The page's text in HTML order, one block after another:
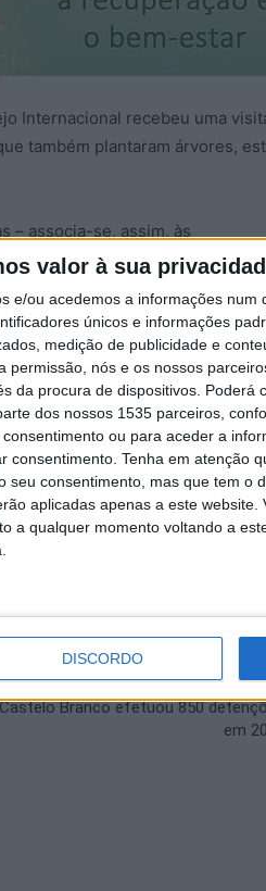
valor à sua
e/ou acedemos a informações num
únicos e informações
medição de publicidade e
permissão, nós e os nossos
da procura de dispositivos. Poderá
dos nossos 1535 parceiros,
ou para aceder a
consentimento. Tenha em atenção
seu consentimento, mas que tem o
aplicadas apenas a este website.
a qualquer momento voltando a
DISCORDO
Internacional recebeu uma
também plantaram árvores,
– associa-se, assim, às
com uma série de iniciativas a
e inovação: novas soluções para
Próximo
Castelo Branco efetuou 850
em